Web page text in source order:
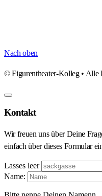
Nach oben
©Figurentheater-Kolleg • Alle
Kontakt
Wir freuen uns über Deine
einfach über dieses Formular
Lasses leer
Name: